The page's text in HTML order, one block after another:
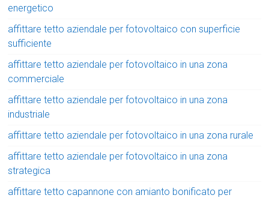
energetico
affittare tetto aziendale per fotovoltaico con superficie
sufficiente
affittare tetto aziendale per fotovoltaico in una zona
commerciale
affittare tetto aziendale per fotovoltaico in una zona
industriale
affittare tetto aziendale per fotovoltaico in una zona rurale
affittare tetto aziendale per fotovoltaico in una zona
strategica
affittare tetto capannone con amianto bonificato per